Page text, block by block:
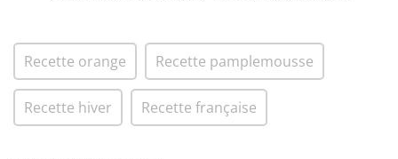
Recette orange Recette pamplemousse
Recette hiver Recette française